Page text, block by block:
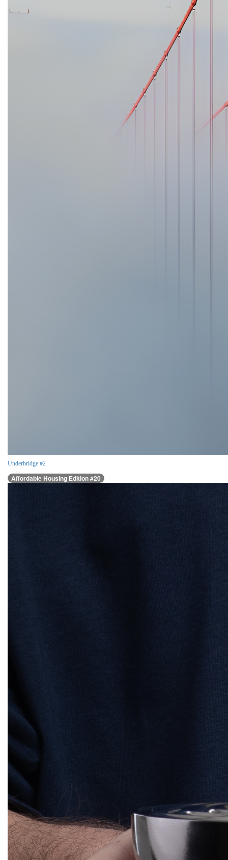
Underbridge #2
Affordable Housing Edition #20